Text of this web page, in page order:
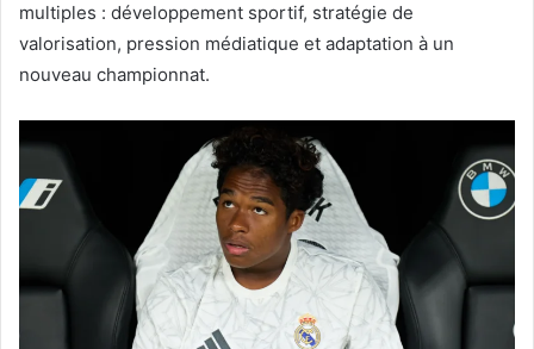
multiples : développement sportif, stratégie de
valorisation, pression médiatique et adaptation à un
nouveau championnat.